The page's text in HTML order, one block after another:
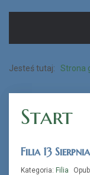
„Książka na
Jesteś tutaj: Strona
Start
Filia 13
Kategoria: Filia